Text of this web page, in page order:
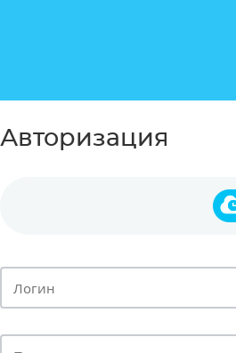
Авторизация